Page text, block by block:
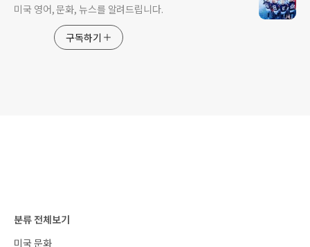
미국 영어, 문화, 뉴스를 알려드립니다.
구독하기
분류 전체보기
미국 문화